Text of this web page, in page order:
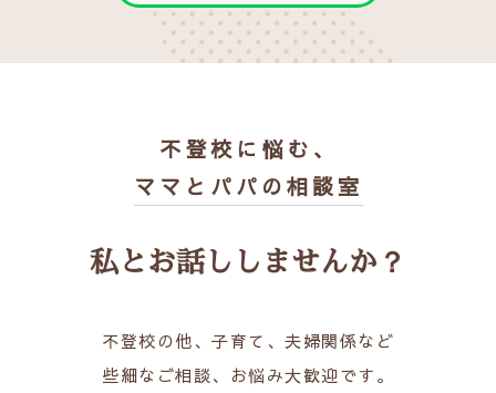
不登校に悩む、
ママとパパの相談室
私とお話ししませんか？
不登校の他、子育て、夫婦関係など
些細なご相談、お悩み大歓迎です。